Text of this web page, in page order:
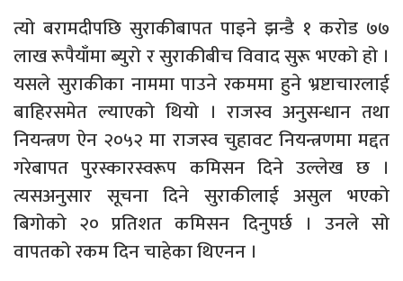
त्यो बरामदीपछि सुराकीबापत पाइने झन्डै १ करोड ७७
लाख रूपैयाँमा ब्युरो र सुराकीबीच विवाद सुरू भएको हो ।
यसले सुराकीका नाममा पाउने रकममा हुने भ्रष्टाचारलाई
बाहिरसमेत ल्याएको थियो । राजस्व अनुसन्धान तथा
नियन्त्रण ऐन २०५२ मा राजस्व चुहावट नियन्त्रणमा मद्दत
गरेबापत पुरस्कारस्वरूप कमिसन दिने उल्लेख छ ।
त्यसअनुसार सूचना दिने सुराकीलाई असुल भएको
बिगोको २० प्रतिशत कमिसन दिनुपर्छ । उनले सो
वापतको रकम दिन चाहेका थिएनन ।